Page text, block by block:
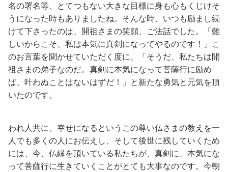
名の署名等、とてつもない大きな目標に身も心もくじけそ
うになった時もありましたね。そんな時、いつも励まし続
けて下さったのは、開祖さまの笑顔、ご法話でした。「難
しいからこそ、私は本気に真剣になってやるのです！」こ
のお言葉を聞かせていただく度に、「そうだ、私たちは開
祖さまの弟子なのだ。真剣に本気になって菩薩行に励め
ば、叶わぬことはないはずだ！」と新たな勇気と元気を頂
いたのです。
われ人共に、幸せになるというこの尊い仏さまの教えを一
人でも多くの人にお伝えし、そして後世に残していくため
には、今、仏縁を頂いている私たちが、真剣に、本気にな
って菩薩行に生きていくことがとても大事なのです。今朝